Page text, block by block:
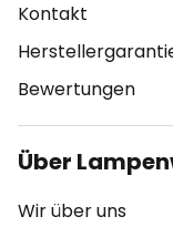
Kontakt
Bewertungen
Über
Wir über uns